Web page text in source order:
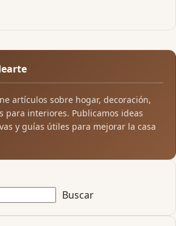
artículos sobre hogar, decoración,
para interiores. Publicamos ideas
y guías útiles para mejorar la casa
Buscar